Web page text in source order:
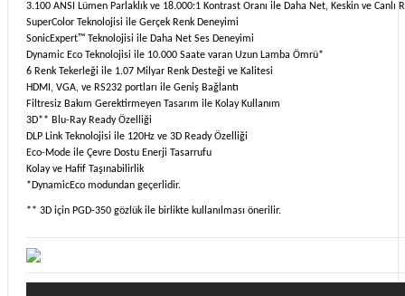
3.100 ANSI Lümen Parlaklık ve 18.000:1 Kontrast Oranı ile Daha Net, Keskin ve Canlı
SuperColor Teknolojisi ile Gerçek Renk Deneyimi
SonicExpert™ Teknolojisi ile Daha Net Ses Deneyimi
Dynamic Eco Teknolojisi ile 10.000 Saate varan Uzun Lamba Ömrü*
6 Renk Tekerleği ile 1.07 Milyar Renk Desteği ve Kalitesi
HDMI, VGA, ve RS232 portları ile Geniş Bağlantı
Filtresiz Bakım Gerektirmeyen Tasarım ile Kolay Kullanım
3D** Blu-Ray Ready Özelliği
DLP Link Teknolojisi ile 120Hz ve 3D Ready Özelliği
Eco-Mode ile Çevre Dostu Enerji Tasarrufu
Kolay ve Hafif Taşınabilirlik
*DynamicEco modundan geçerlidir.
** 3D için PGD-350 gözlük ile birlikte kullanılması önerilir.